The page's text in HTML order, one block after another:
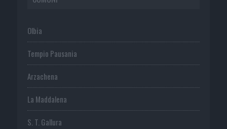
Olbia
Tempio Pausania
Arzachena
La Maddalena
S. T. Gallura